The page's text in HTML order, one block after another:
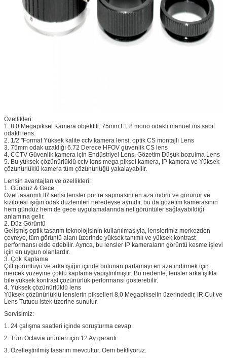
Özellikleri:
1. 8.0 Megapiksel Kamera objektifi, 75mm F1.8 mono odaklı manuel iris sabit
odaklı lens.
2. 1/2 "Format Yüksek kalite cctv kamera lensi, optik CS montajlı Lens
3. 75mm odak uzaklığı 6.72 Derece HFOV güvenlik CS lens
4. CCTV Güvenlik kamera için Endüstriyel Lens, Gözetim Düşük bozulma Lens
5. Bu yüksek çözünürlüklü cctv lens mega piksel kamera, IP kamera ve Yüksek
çözünürlüklü kamera tüm çözünürlüğü yakalayabilir.
Lensin avantajları ve özellikleri:
1. Gündüz & Gece
Özel tasarımlı IR serisi lensler portre sapmasını en aza indirir ve görünür ve
kızılötesi ışığın odak düzlemleri neredeyse aynıdır, bu da gözetim kamerasının
hem gündüz hem de gece uygulamalarında net görüntüler sağlayabildiği
anlamına gelir.
2. Düz Görüntü
Gelişmiş optik tasarım teknolojisinin kullanılmasıyla, lenslerimiz merkezden
çevreye, tüm görüntü alanı üzerinde yüksek tanımlı ve yüksek kontrast
performansı elde edebilir. Ayrıca, bu lensler IP kameraların görüntü kesme işlevi
için en uygun olanlardır.
3. Çok Kaplama
Çift görüntüyü ve arka ışığın içinde bulunan parlamayı en aza indirmek için
mercek yüzeyine çoklu kaplama yapıştırılmıştır. Bu nedenle, lensler arka ışıkta
bile yüksek kontrast çözünürlük performansı gösterebilir.
4. Yüksek çözünürlüklü lens
Yüksek çözünürlüklü lenslerin pikselleri 8,0 Megapikselin üzerindedir, IR Cut ve
Lens Tutucu istek üzerine sunulur.
Servisimiz:
1. 24 çalışma saatleri içinde soruşturma cevap.
2. Tüm Octavia ürünleri için 12 Ay garanti.
3. Özelleştirilmiş tasarım mevcuttur. Oem bekliyoruz.